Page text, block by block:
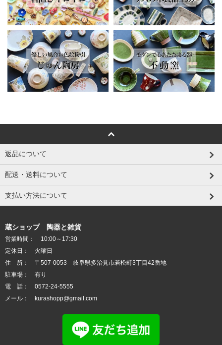
返品について
配送・送料について
支払い方法について
蔵ショップ 陶器と雑貨
営業時間： 10:00～17:30
定休日： 火曜日
住 所： 〒507-0053 岐阜県多治見市若松町3丁目42番地
駐車場： 有り
電 話： 0572-24-5555
メール： kurashopp@gmail.com